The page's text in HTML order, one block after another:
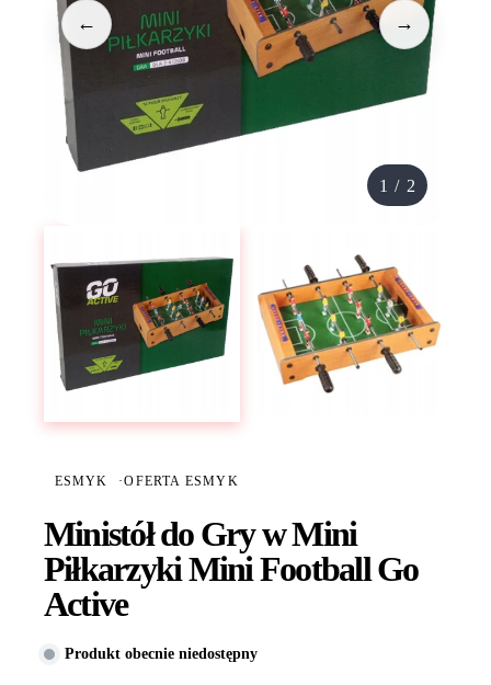
← →
1 / 2
ESMYK ·OFERTA ESMYK
Ministół do Gry w Mini
Piłkarzyki Mini Football Go
Active
Produkt obecnie niedostępny